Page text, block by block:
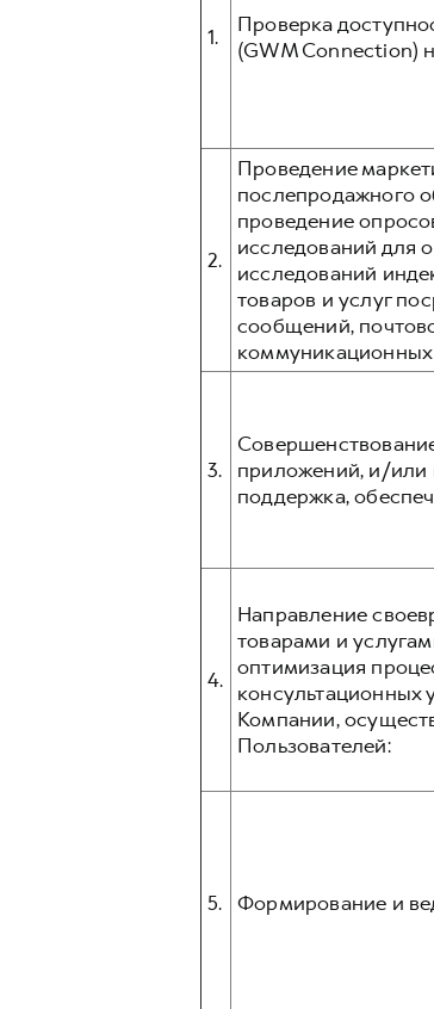
1.
Проверка
(GWM Connection)
2.
Проведение
послепродажного
проведение
исследований для
исследований
товаров и услуг
сообщений,
коммуникационных
3.
приложений, и/или
поддержка,
4.
Направление
товарами и
оптимизация
консультационных
Компании,
Пользователей:
5. Формирование и